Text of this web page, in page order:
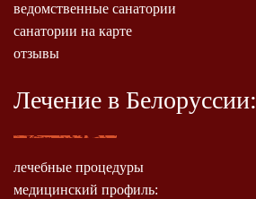
ведомственные санатории
санатории на карте
отзывы
Лечение в Белоруссии:
лечебные процедуры
медицинский профиль: